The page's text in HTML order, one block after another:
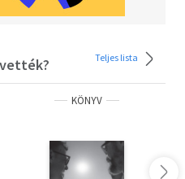
Teljes lista
KÖNYV